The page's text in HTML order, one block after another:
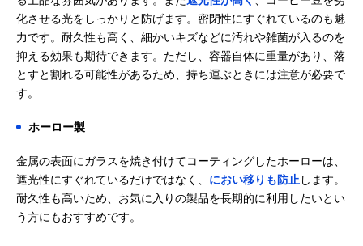
化させる光をしっかりと防げます。密閉性にすぐれているのも魅
力です。耐久性も高く、細かいキズなどに汚れや雑菌が入るのを
抑える効果も期待できます。ただし、容器自体に重量があり、落
とすと割れる可能性があるため、持ち運ぶときには注意が必要で
す。
ホーロー製
金属の表面にガラスを焼き付けてコーティングしたホーローは、
遮光性にすぐれているだけではなく、 におい移りも防止 します。
耐久性も高いため、お気に入りの製品を長期的に利用したいとい
う方にもおすすめです。